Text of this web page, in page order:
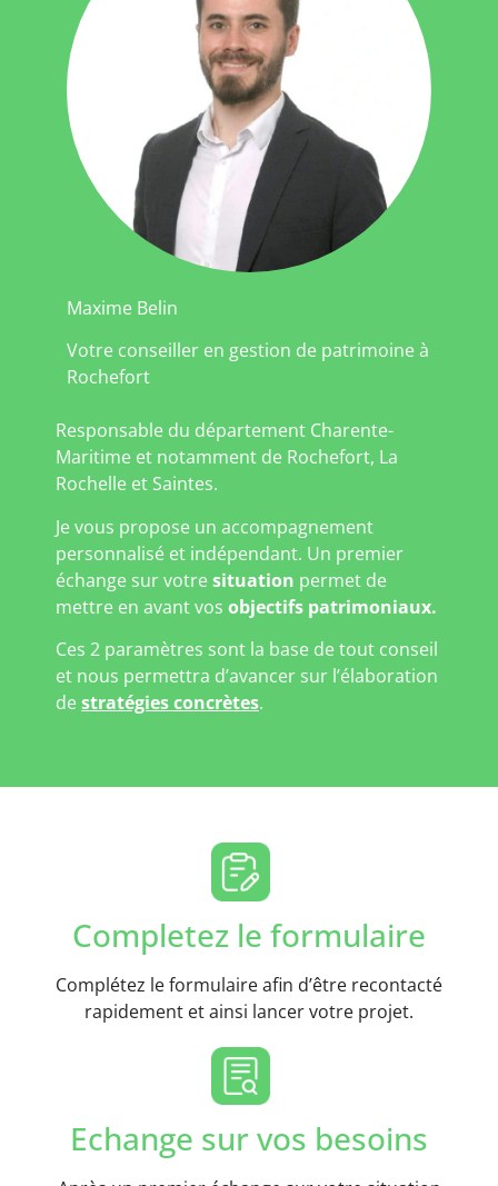
Maxime Belin
Votre conseiller en gestion de patrimoine à
Rochefort
Responsable du département Charente-
Maritime et notamment de Rochefort, La
Rochelle et Saintes.
Je vous propose un accompagnement
personnalisé et indépendant. Un premier
échange sur votresituation permet de
mettre en avant vos objectifs patrimoniaux.
Ces 2 paramètres sont la base de tout conseil
et nous permettra d’avancer sur l’élaboration
destratégies concrètes.
Completez le formulaire
Complétez le formulaire afin d’être recontacté
rapidement et ainsi lancer votre projet.
Echange sur vos besoins